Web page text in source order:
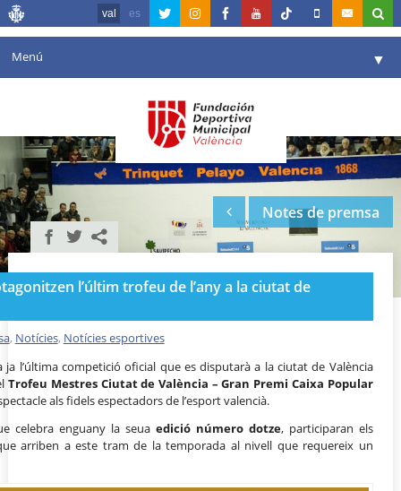
val es
Menú ▼
Agenda
Instal·lacions ▼
Comunicació ▼
València en esport
Portal de Transparència
Reserves
Notes de premsa
l’últim trofeu de l’any a la ciutat de
, Notícies, Notícies esportives
ja l’última competició oficial que es disputarà a la ciutat de València
Trofeu Mestres Ciutat de València – Gran Premi Caixa Popular
als fidels espectadors de l’esport valencià.
celebra enguany la seua edició número dotze, participaran els
arriben a este tram de la temporada al nivell que requereix un